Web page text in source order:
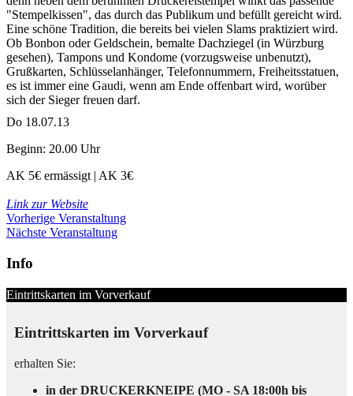
"Stempelkissen", das durch das Publikum und befüllt gereicht wird.
Eine schöne Tradition, die bereits bei vielen Slams praktiziert wird.
Ob Bonbon oder Geldschein, bemalte Dachziegel (in Würzburg
gesehen), Tampons und Kondome (vorzugsweise unbenutzt),
Grußkarten, Schlüsselanhänger, Telefonnummern, Freiheitsstatuen,
es ist immer eine Gaudi, wenn am Ende offenbart wird, worüber
sich der Sieger freuen darf.
Do 18.07.13
Beginn: 20.00 Uhr
AK 5€ ermässigt | AK 3€
Link zur Website
Vorherige Veranstaltung
Nächste Veranstaltung
Info
Eintrittskarten im Vorverkauf
Eintrittskarten im Vorverkauf
erhalten Sie:
in der DRUCKERKNEIPE (MO - SA 18:00h bis